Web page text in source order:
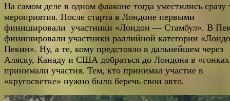
На самом деле в одном флаконе тогда уместились сразу
мероприятия. После старта в Лондоне первыми
финишировали участники «Лондон — Стамбул». В
финишировали участники раллийной категории
Пекин». Ну, а те, кому предстояло в дальнейшем через
Аляску, Канаду и США добраться до Лондона в
принимали участия. Тем, кто принимал участие в
«кругосветке» нужно было беречь свои авто.